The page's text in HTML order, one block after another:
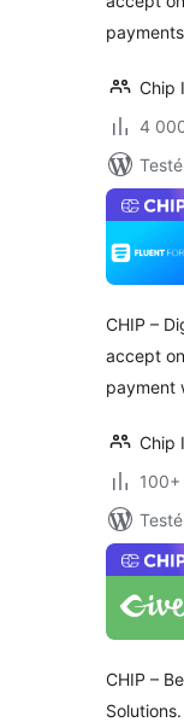
Chip
4
CHIP –
accept
payment
Chip
CHIP –